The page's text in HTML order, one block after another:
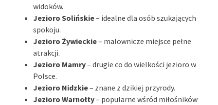
widoków.
Jezioro Solińskie– idealne dla osób szukających
spokoju.
Jezioro Żywieckie– malownicze miejsce pełne
atrakcji.
Jezioro Mamry– drugie co do wielkości jezioro w
Polsce.
Jezioro Nidzkie– znane z dzikiej przyrody.
Jezioro Warnołty– popularne wśród miłośników